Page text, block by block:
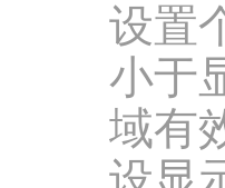
设置
小于
域有